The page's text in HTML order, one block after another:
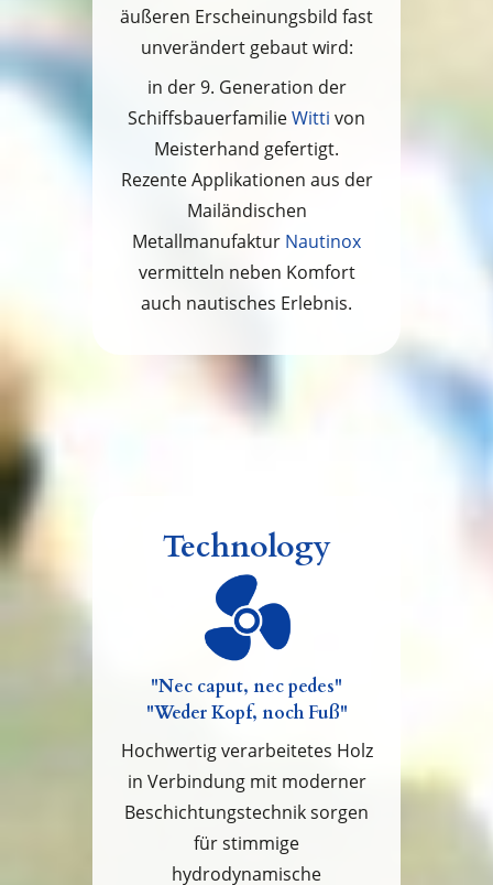
äußeren Erscheinungsbild fast
unverändert gebaut wird:
in der 9. Generation der
SchiffsbauerfamilieWitti von
Meisterhand gefertigt.
Rezente Applikationen aus der
Mailändischen
Metallmanufaktur Nautinox
vermitteln neben Komfort
auch nautisches Erlebnis.
Technology
"Nec caput, nec pedes"
"Weder Kopf, noch Fuß"
Hochwertig verarbeitetes Holz
in Verbindung mit moderner
Beschichtungstechnik sorgen
für stimmige
hydrodynamische